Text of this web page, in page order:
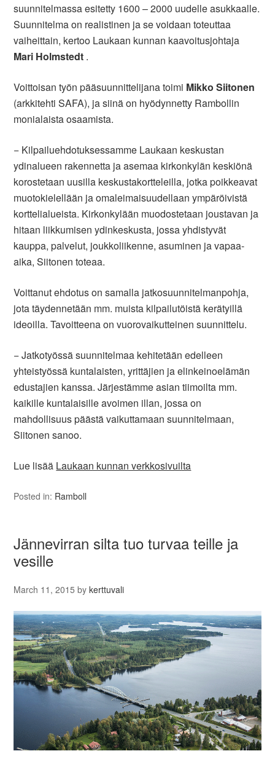
suunnitelmassa esitetty 1600 – 2000 uudelle asukkaalle.
Suunnitelma on realistinen ja se voidaan toteuttaa
vaiheittain, kertoo Laukaan kunnan kaavoitusjohtaja
Mari Holmstedt .
Voittoisan työn pääsuunnittelijana toimi Mikko Siitonen
(arkkitehti SAFA), ja siinä on hyödynnetty Rambollin
monialaista osaamista.
− Kilpailuehdotuksessamme Laukaan keskustan
ydinalueen rakennetta ja asemaa kirkonkylän keskiönä
korostetaan uusilla keskustakortteleilla, jotka poikkeavat
muotokielellään ja omaleimaisuudellaan ympäröivistä
korttelialueista. Kirkonkylään muodostetaan joustavan ja
hitaan liikkumisen ydinkeskusta, jossa yhdistyvät
kauppa, palvelut, joukkoliikenne, asuminen ja vapaa-
aika, Siitonen toteaa.
Voittanut ehdotus on samalla jatkosuunnitelmanpohja,
jota täydennetään mm. muista kilpailutöistä kerätyillä
ideoilla. Tavoitteena on vuorovaikutteinen suunnittelu.
− Jatkotyössä suunnitelmaa kehitetään edelleen
yhteistyössä kuntalaisten, yrittäjien ja elinkeinoelämän
edustajien kanssa. Järjestämme asian tiimoilta mm.
kaikille kuntalaisille avoimen illan, jossa on
mahdollisuus päästä vaikuttamaan suunnitelmaan,
Siitonen sanoo.
Lue lisää Laukaan kunnan verkkosivuilta
Posted in: Ramboll
Jännevirran silta tuo turvaa teille ja
vesille
March 11, 2015 bykerttuvali